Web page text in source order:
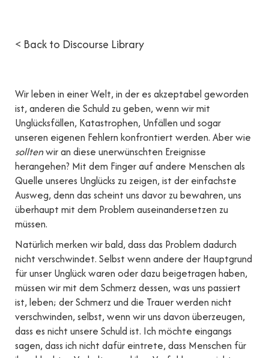
< Back to Discourse Library
Wir leben in einer Welt, in der es akzeptabel geworden
ist, anderen die Schuld zu geben, wenn wir mit
Unglücksfällen, Katastrophen, Unfällen und sogar
unseren eigenen Fehlern konfrontiert werden. Aber wie
solltenwir an diese unerwünschten Ereignisse
herangehen? Mit dem Finger auf andere Menschen als
Quelle unseres Unglücks zu zeigen, ist der einfachste
Ausweg, denn das scheint uns davor zu bewahren, uns
überhaupt mit dem Problem auseinandersetzen zu
müssen.
Natürlich merken wir bald, dass das Problem dadurch
nicht verschwindet. Selbst wenn andere der Hauptgrund
für unser Unglück waren oder dazu beigetragen haben,
müssen wir mit dem Schmerz dessen, was uns passiert
ist, leben; der Schmerz und die Trauer werden nicht
verschwinden, selbst, wenn wir uns davon überzeugen,
dass es nicht unsere Schuld ist. Ich möchte eingangs
sagen, dass ich nicht dafür eintrete, dass Menschen für